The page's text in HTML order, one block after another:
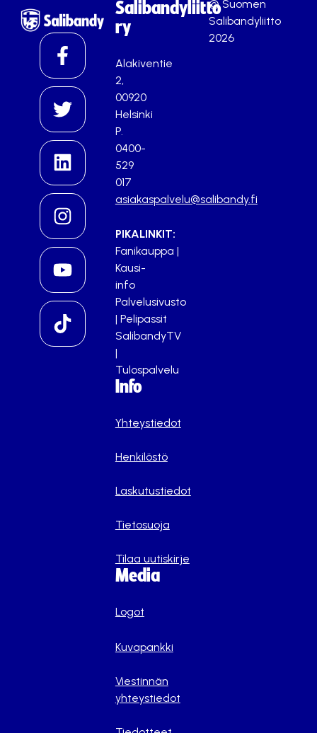
Salibandyliitto
ry
Alakiventie
2,
00920
Helsinki
P.
0400-
529
017
asiakaspalvelu@salibandy.fi
PIKALINKIT:
Fanikauppa |
Kausi-
info
Palvelusivusto
| Pelipassit
SalibandyTV
|
Tulospalvelu
Info
Yhteystiedot
Henkilöstö
Laskutustiedot
Tietosuoja
Tilaa uutiskirje
Media
Logot
Kuvapankki
Viestinnän
yhteystiedot
© Suomen
Salibandyliitto
2026